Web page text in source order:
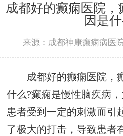
成都好的癫痫医院
因是
来源：成都神康癫痫病医
成都好的癫痫医院，
什么?癫痫是慢性脑疾病
患者受到一定的刺激而引
了极大的打击，导致患者